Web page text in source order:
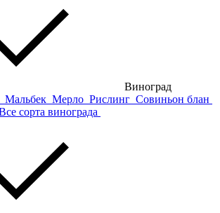
Виноград
Мальбек Мерло Рислинг Совиньон блан
сорта винограда